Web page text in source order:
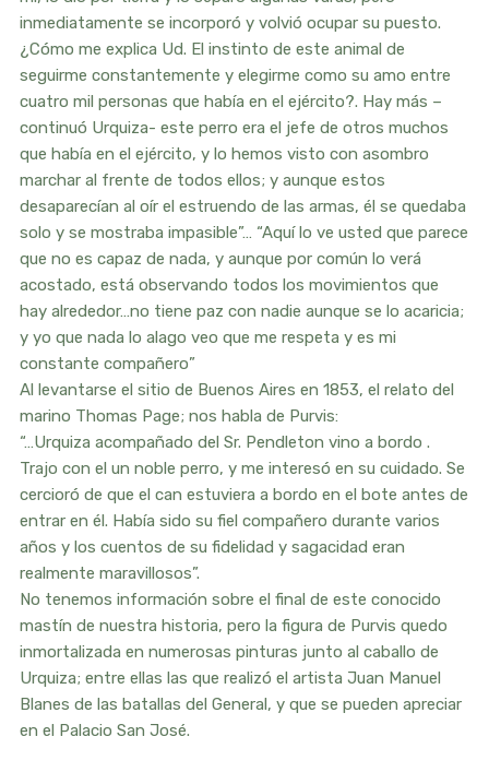
inmediatamente se incorporó y volvió ocupar su puesto.
¿Cómo me explica Ud. El instinto de este animal de
seguirme constantemente y elegirme como su amo entre
cuatro mil personas que había en el ejército?. Hay más –
continuó Urquiza- este perro era el jefe de otros muchos
que había en el ejército, y lo hemos visto con asombro
marchar al frente de todos ellos; y aunque estos
desaparecían al oír el estruendo de las armas, él se quedaba
solo y se mostraba impasible”… “Aquí lo ve usted que parece
que no es capaz de nada, y aunque por común lo verá
acostado, está observando todos los movimientos que
hay alrededor…no tiene paz con nadie aunque se lo acaricia;
y yo que nada lo alago veo que me respeta y es mi
constante compañero”
Al levantarse el sitio de Buenos Aires en 1853, el relato del
marino Thomas Page; nos habla de Purvis:
“…Urquiza acompañado del Sr. Pendleton vino a bordo .
Trajo con el un noble perro, y me interesó en su cuidado. Se
cercioró de que el can estuviera a bordo en el bote antes de
entrar en él. Había sido su fiel compañero durante varios
años y los cuentos de su fidelidad y sagacidad eran
realmente maravillosos”.
No tenemos información sobre el final de este conocido
mastín de nuestra historia, pero la figura de Purvis quedo
inmortalizada en numerosas pinturas junto al caballo de
Urquiza; entre ellas las que realizó el artista Juan Manuel
Blanes de las batallas del General, y que se pueden apreciar
en el Palacio San José.